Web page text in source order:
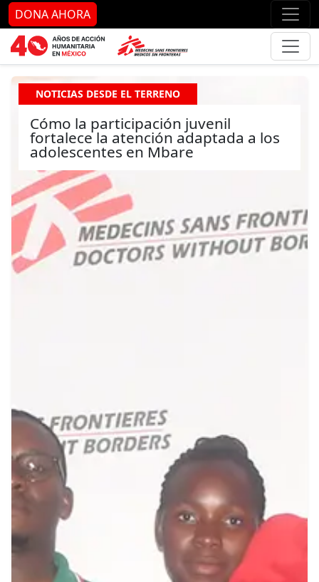
Ir al contenido principal Ir
DONA AHORA
NOTICIAS DESDE EL TERRENO
Cómo la participación juvenil
fortalece la atención adaptada a los
adolescentes en Mbare